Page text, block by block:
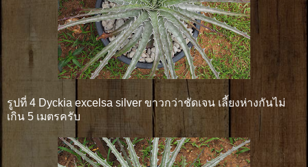
รูปที่ 4 Dyckia excelsa silver ขาวกว่าชัดเจน เลี้ยงห่างกันไม่
เกิน 5 เมตรครับ